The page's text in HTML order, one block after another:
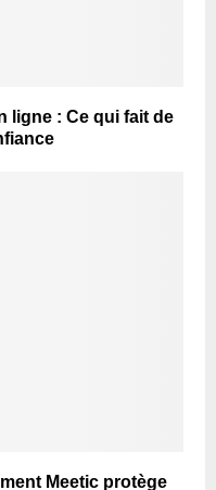
ligne : Ce qui fait de
Meetic protège